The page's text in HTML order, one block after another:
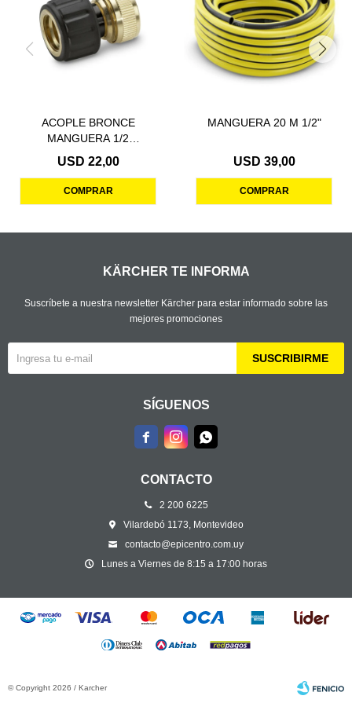
ACOPLE BRONCE
MANGUERA 1/2
C/RETENCION
USD 22,00
MANGUERA 20 M 1/2"
USD 39,00
CONTACTO
2 200 6225
Vilardebó 1173, Montevideo
contacto@epicentro.com.uy
Lunes a Viernes de 8:15 a 17:00 horas
SÍGUENOS
  
KÄRCHER TE INFORMA
Suscríbete a nuestra newsletter Kärcher para estar informado sobre las
mejores promociones
SUSCRIBIRME
© Copyright 2026 / Karcher